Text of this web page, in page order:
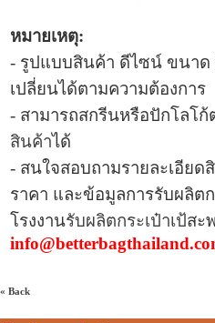
หมายเหตุ:
- รูปแบบสินค้า ดีไซน์ ขนาด
เปลี่ยนได้ตามความต้องการ
- สามารถสกรีนหรือปักโลโ
สินค้าได้
- สนใจสอบถามรายละเอีย
ราคา และข้อมูลการรับผลิต
โรงงานรับผลิตกระเป๋าเป้สะ
« Back